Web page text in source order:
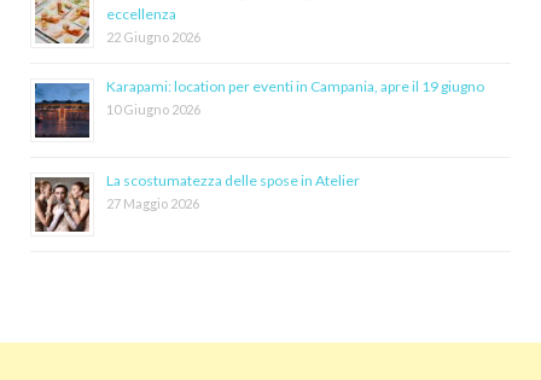
eccellenza
22 Giugno 2026
Karapami: location per eventi in Campania, apre il 19 giugno
10 Giugno 2026
La scostumatezza delle spose in Atelier
27 Maggio 2026